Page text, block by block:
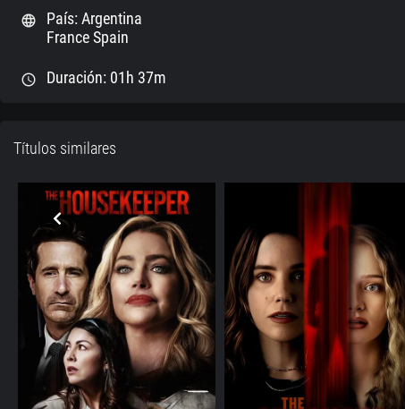
language
País: Argentina
France Spain
schedule Duración: 01h 37m
Títulos similares